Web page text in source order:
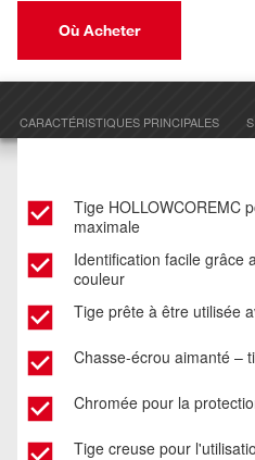
Où Acheter
CARACTÉRISTIQUES PRINCIPALES
Tige HOLLOWCOREMC
maximale
Identification facile grâce
couleur
Tige prête à être utilisée
Chasse-écrou aimanté –
Chromée pour la
Tige creuse pour